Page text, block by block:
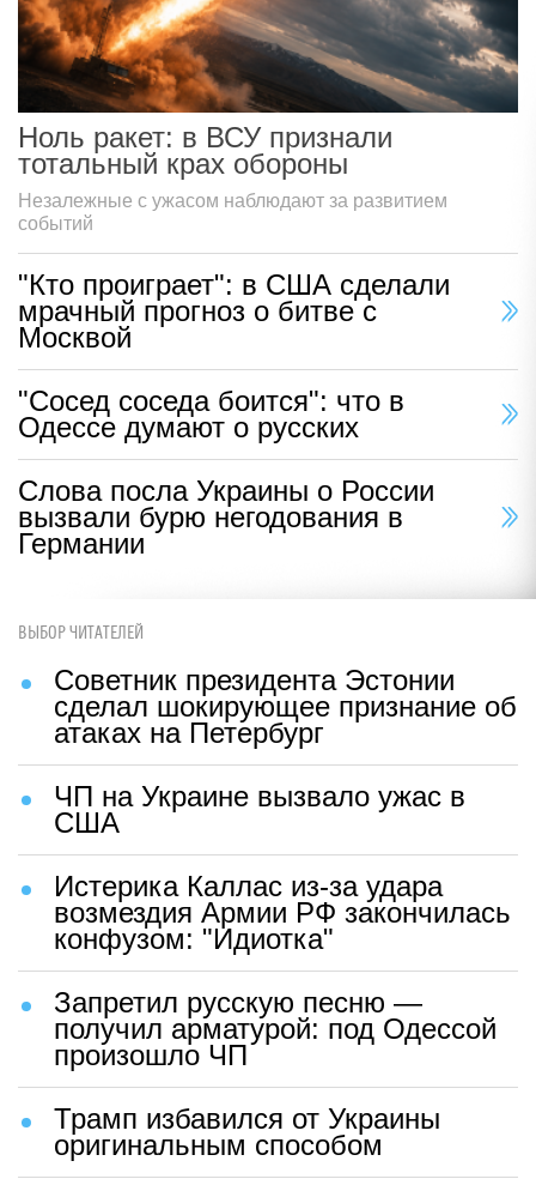
Ноль ракет: в ВСУ признали
тотальный крах обороны
Незалежные с ужасом наблюдают за развитием
событий
"Кто проиграет": в США сделали
мрачный прогноз о битве с
Москвой
"Сосед соседа боится": что в
Одессе думают о русских
Слова посла Украины о России
вызвали бурю негодования в
Германии
ВЫБОР ЧИТАТЕЛЕЙ
Советник президента Эстонии
сделал шокирующее признание об
атаках на Петербург
ЧП на Украине вызвало ужас в
США
Истерика Каллас из-за удара
возмездия Армии РФ закончилась
конфузом: "Идиотка"
Запретил русскую песню —
получил арматурой: под Одессой
произошло ЧП
Трамп избавился от Украины
оригинальным способом